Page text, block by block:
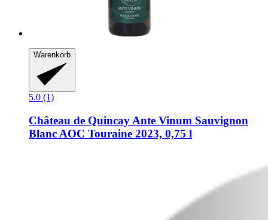
Warenkorb
5.0 (1)
Château de Quincay Ante Vinum Sauvignon
Blanc AOC Touraine 2023, 0,75 l